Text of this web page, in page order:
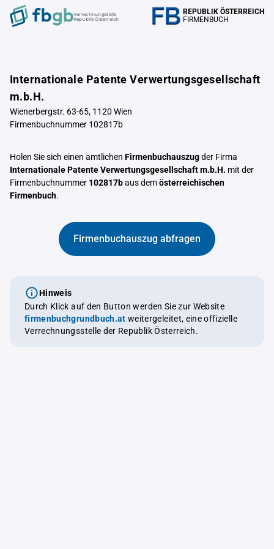
Verrechnungstelle
Republik Österreich
REPUBLIK ÖSTERREICH
FIRMENBUCH
Internationale Patente Verwertungsgesellschaft
m.b.H.
Wienerbergstr. 63-65, 1120 Wien
Firmenbuchnummer 102817b
Holen Sie sich einen amtlichen Firmenbuchauszugder Firma
Internationale Patente Verwertungsgesellschaft m.b.H. mit der
Firmenbuchnummer 102817baus demösterreichischen
Firmenbuch.
Firmenbuchauszug abfragen
Hinweis
Durch Klick auf den Button werden Sie zur Website
firmenbuchgrundbuch.at weitergeleitet, eine offizielle
Verrechnungsstelle der Republik Österreich.